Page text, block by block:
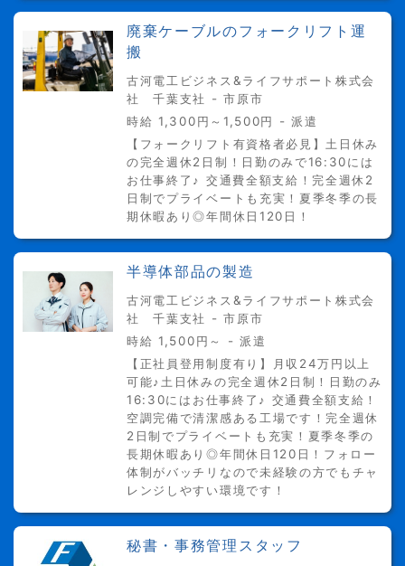
廃棄ケーブルのフォークリフト運
搬
古河電工ビジネス&ライフサポート株式会
社 千葉支社 - 市原市
時給 1,300円～1,500円 - 派遣
【フォークリフト有資格者必見】土日休み
の完全週休2日制！日勤のみで16:30には
お仕事終了♪ 交通費全額支給！完全週休2
日制でプライベートも充実！夏季冬季の長
期休暇あり◎年間休日120日！
半導体部品の製造
古河電工ビジネス&ライフサポート株式会
社 千葉支社 - 市原市
時給 1,500円～ - 派遣
【正社員登用制度有り】月収24万円以上
可能♪土日休みの完全週休2日制！日勤のみ
16:30にはお仕事終了♪ 交通費全額支給！
空調完備で清潔感ある工場です！完全週休
2日制でプライベートも充実！夏季冬季の
長期休暇あり◎年間休日120日！フォロー
体制がバッチリなので未経験の方でもチャ
レンジしやすい環境です！
秘書・事務管理スタッフ